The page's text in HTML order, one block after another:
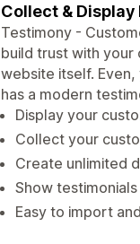
Collect &
Testimony -
build trust with your
website itself.
has a modern
Display your
Collect your
Create unlimited
Show
Easy to import